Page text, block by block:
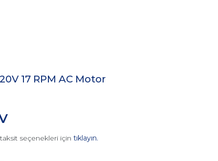
17 RPM AC Motor
seçenekleri için tıklayın.